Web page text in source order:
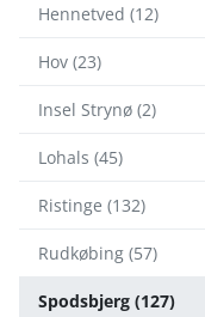
Hennetved (12)
Hov (23)
Insel Strynø (2)
Lohals (45)
Ristinge (132)
Rudkøbing (57)
Spodsbjerg (127)